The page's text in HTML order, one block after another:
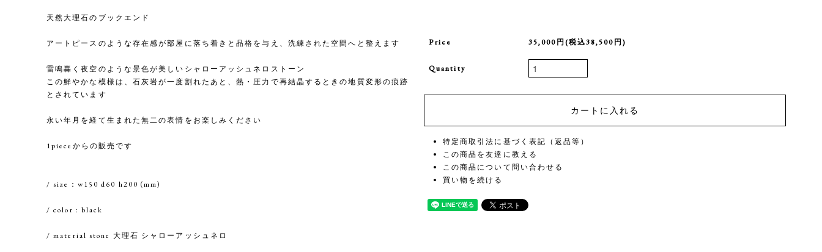
天然大理石のブックエンド
アートピースのような存在感が部屋に落ち着きと品格を与え、洗練された空間へと整えます
雷鳴轟く夜空のような景色が美しいシャローアッシュネロストーン
この鮮やかな模様は、石灰岩が一度割れたあと、熱・圧力で再結晶するときの地質変形の痕跡
とされています
永い年月を経て生まれた無二の表情をお楽しみください
1pieceからの販売です
/ size：w150 d60 h200 (mm)
/ color : black
/ material stone 大理石 シャローアッシュネロ
Price 35,000円(税込38,500円)
Quantity
特定商取引法に基づく表記（返品等）
この商品を友達に教える
この商品について問い合わせる
買い物を続ける